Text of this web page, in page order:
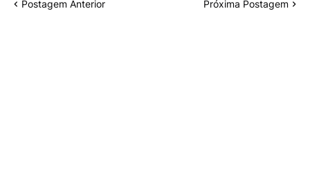
Postagem Anterior Próxima Postagem